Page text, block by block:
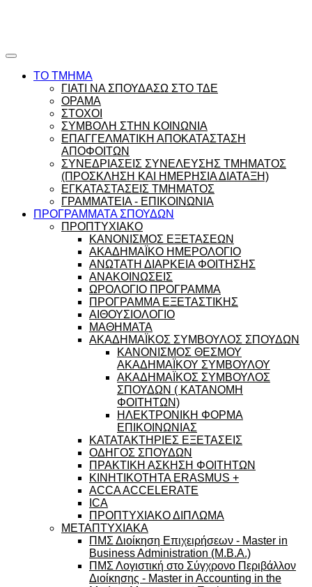
ΤΟ ΤΜΗΜΑ
ΓΙΑΤΙ ΝΑ ΣΠΟΥΔΑΣΩ ΣΤΟ ΤΔΕ
ΟΡΑΜΑ
ΣΤΟΧΟΙ
ΣΥΜΒΟΛΗ ΣΤΗΝ ΚΟΙΝΩΝΙΑ
ΕΠΑΓΓΕΛΜΑΤΙΚΗ ΑΠΟΚΑΤΑΣΤΑΣΗ
ΑΠΟΦΟΙΤΩΝ
ΣΥΝΕΔΡΙΑΣΕΙΣ ΣΥΝΕΛΕΥΣΗΣ ΤΜΗΜΑΤΟΣ
(ΠΡΟΣΚΛΗΣΗ ΚΑΙ ΗΜΕΡΗΣΙΑ ΔΙΑΤΑΞΗ)
ΕΓΚΑΤΑΣΤΑΣΕΙΣ ΤΜΗΜΑΤΟΣ
ΓΡΑΜΜΑΤΕΙΑ - ΕΠΙΚΟΙΝΩΝΙΑ
ΠΡΟΓΡΑΜΜΑΤΑ ΣΠΟΥΔΩΝ
ΠΡΟΠΤΥΧΙΑΚΟ
ΚΑΝΟΝΙΣΜΟΣ ΕΞΕΤΑΣΕΩΝ
ΑΚΑΔΗΜΑΪΚΟ ΗΜΕΡΟΛΟΓΙΟ
ΑΝΩΤΑΤΗ ΔΙΑΡΚΕΙΑ ΦΟΙΤΗΣΗΣ
ΑΝΑΚΟΙΝΩΣΕΙΣ
ΩΡΟΛΟΓΙΟ ΠΡΟΓΡΑΜΜΑ
ΠΡΟΓΡΑΜΜΑ ΕΞΕΤΑΣΤΙΚΗΣ
ΑΙΘΟΥΣΙΟΛΟΓΙΟ
ΜΑΘΗΜΑΤΑ
ΑΚΑΔΗΜΑΪΚΟΣ ΣΥΜΒΟΥΛΟΣ ΣΠΟΥΔΩΝ
ΚΑΝΟΝΙΣΜΟΣ ΘΕΣΜΟΥ
ΑΚΑΔΗΜΑΪΚΟΥ ΣΥΜΒΟΥΛΟΥ
ΑΚΑΔΗΜΑΪΚΟΣ ΣΥΜΒΟΥΛΟΣ
ΣΠΟΥΔΩΝ ( ΚΑΤΑΝΟΜΗ
ΦΟΙΤΗΤΩΝ)
ΗΛΕΚΤΡΟΝΙΚΗ ΦΟΡΜΑ
ΕΠΙΚΟΙΝΩΝΙΑΣ
ΚΑΤΑΤΑΚΤΗΡΙΕΣ ΕΞΕΤΑΣΕΙΣ
ΟΔΗΓΟΣ ΣΠΟΥΔΩΝ
ΠΡΑΚΤΙΚΗ ΑΣΚΗΣΗ ΦΟΙΤΗΤΩΝ
ΚΙΝΗΤΙΚΟΤΗΤΑ ERASMUS +
ACCA ACCELERATE
ICA
ΠΡΟΠΤΥΧΙΑΚΟ ΔΙΠΛΩΜΑ
ΜΕΤΑΠΤΥΧΙΑΚΑ
ΠΜΣ Διοίκηση Επιχειρήσεων - Master in
Business Administration (M.B.A.)
ΠΜΣ Λογιστική στο Σύγχρονο Περιβάλλον
Διοίκησης - Master in Accounting in the